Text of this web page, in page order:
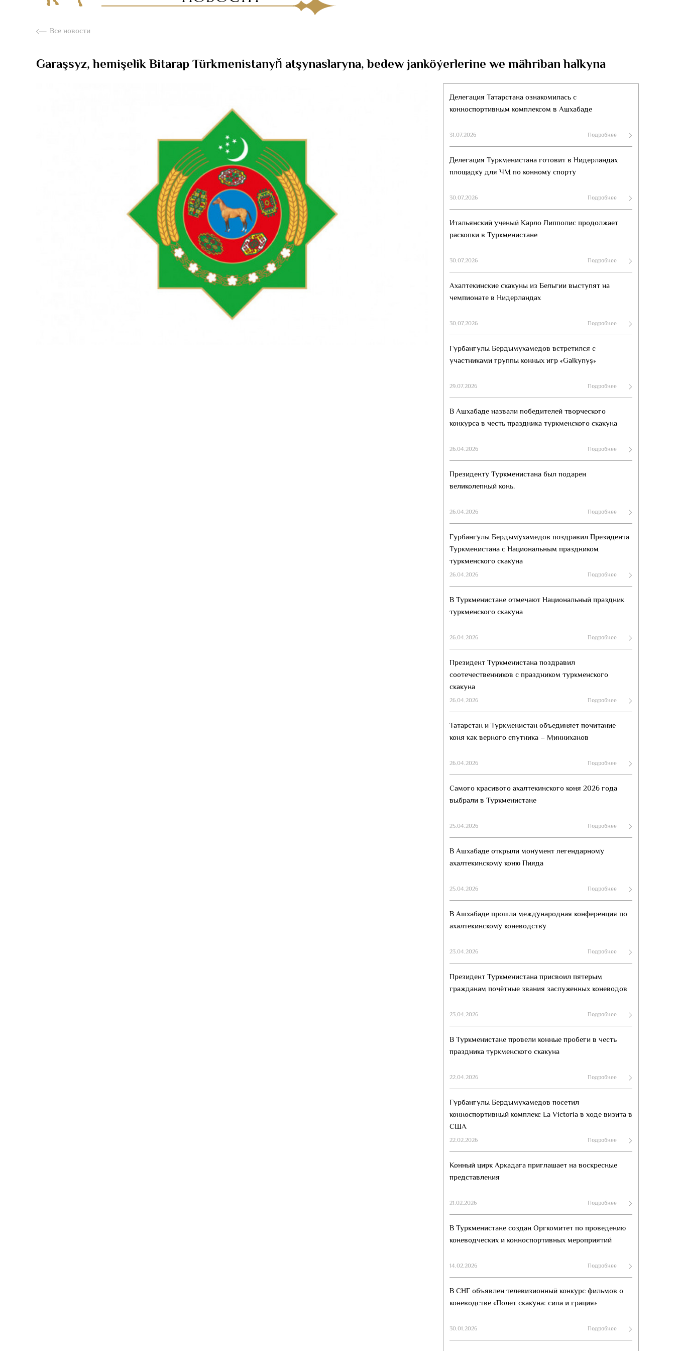
Все новости
Garaşsyz, hemişelik Bitarap Türkmenistanyň atşynaslaryna, bedew janköýerlerine we mähriban halkyna
Делегация Татарстана ознакомилась с
конноспортивным комплексом в Ашхабаде
31.07.2026 Подробнее
Делегация Туркменистана готовит в Нидерландах
площадку для ЧМ по конному спорту
30.07.2026 Подробнее
Итальянский ученый Карло Липполис продолжает
раскопки в Туркменистане
30.07.2026 Подробнее
Ахалтекинские скакуны из Бельгии выступят на
чемпионате в Нидерландах
30.07.2026 Подробнее
Гурбангулы Бердымухамедов встретился с
участниками группы конных игр «Galkynyş»
29.07.2026 Подробнее
В Ашхабаде назвали победителей творческого
конкурса в честь праздника туркменского скакуна
26.04.2026 Подробнее
Президенту Туркменистана был подарен
великолепный конь.
26.04.2026 Подробнее
Гурбангулы Бердымухамедов поздравил Президента
Туркменистана с Национальным праздником
туркменского скакуна
26.04.2026 Подробнее
В Туркменистане отмечают Национальный праздник
туркменского скакуна
26.04.2026 Подробнее
Президент Туркменистана поздравил
соотечественников с праздником туркменского
скакуна
26.04.2026 Подробнее
Татарстан и Туркменистан объединяет почитание
коня как верного спутника – Минниханов
26.04.2026 Подробнее
Самого красивого ахалтекинского коня 2026 года
выбрали в Туркменистане
25.04.2026 Подробнее
В Ашхабаде открыли монумент легендарному
ахалтекинскому коню Пияда
25.04.2026 Подробнее
В Ашхабаде прошла международная конференция по
ахалтекинскому коневодству
23.04.2026 Подробнее
Президент Туркменистана присвоил пятерым
гражданам почётные звания заслуженных коневодов
23.04.2026 Подробнее
В Туркменистане провели конные пробеги в честь
праздника туркменского скакуна
22.04.2026 Подробнее
Гурбангулы Бердымухамедов посетил
конноспортивный комплекс La Victoria в ходе визита в
США
22.02.2026 Подробнее
Конный цирк Аркадага приглашает на воскресные
представления
21.02.2026 Подробнее
В Туркменистане создан Оргкомитет по проведению
коневодческих и конноспортивных мероприятий
14.02.2026 Подробнее
В СНГ объявлен телевизионный конкурс фильмов о
коневодстве «Полет скакуна: сила и грация»
30.01.2026 Подробнее